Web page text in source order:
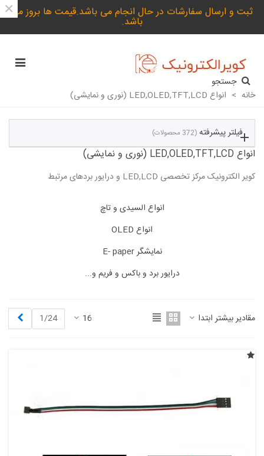
ثبت و ارسال سفارشات در حال انجام می باشد.قیمت ها بروز می
باشد.
×
جستجو
خانه > انواع LED,OLED,TFT,LCD (نوری و نمایشی)
فیلتر پیشرفته (372 محصولات)
انواع LED,OLED,TFT,LCD (نوری و نمایشی)
کویر الکترونیک مرکز تخصصی LED,LCD و درایور بردهای مرتبط
ادامه مطلب
انواع السیدی و تاچ
انواع OLED
نمایشگر E- paper
درایور برد و باکس و فریم و...
مقادیر بیشتر ابتدا 16
1/24